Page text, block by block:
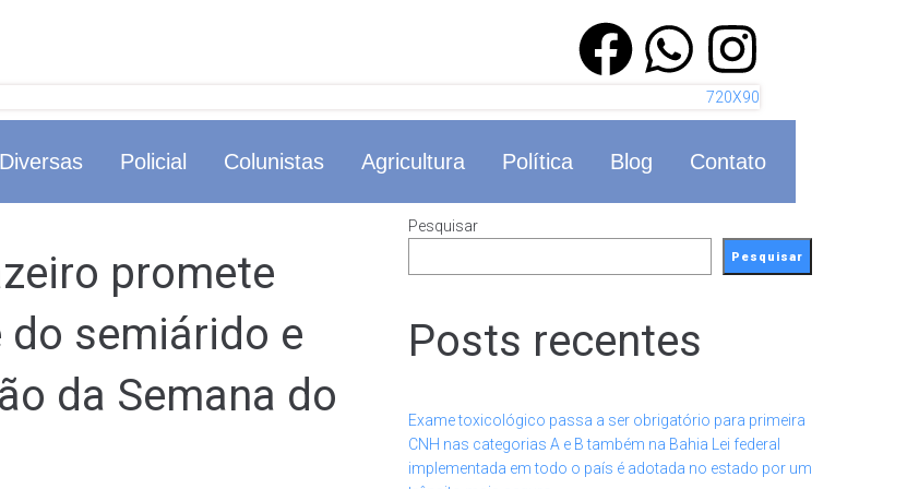
Diversas Policial Colunistas Agricultura Política Blog Contato
promete
semiárido e
da Semana do
Pesquisar
Pesquisar
Posts recentes
Exame toxicológico passa a ser obrigatório para primeira
CNH nas categorias A e B também na Bahia Lei federal
implementada em todo o país é adotada no estado por um